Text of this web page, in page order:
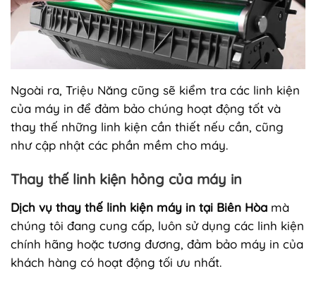
Ngoài ra, Triệu Năng cũng sẽ kiểm tra các linh kiện
của máy in để đảm bảo chúng hoạt động tốt và
thay thế những linh kiện cần thiết nếu cần, cũng
như cập nhật các phần mềm cho máy.
Thay thế linh kiện hỏng của máy in
Dịch vụ thay thế linh kiện máy in tại Biên Hòa mà
chúng tôi đang cung cấp, luôn sử dụng các linh kiện
chính hãng hoặc tương đương, đảm bảo máy in của
khách hàng có hoạt động tối ưu nhất.